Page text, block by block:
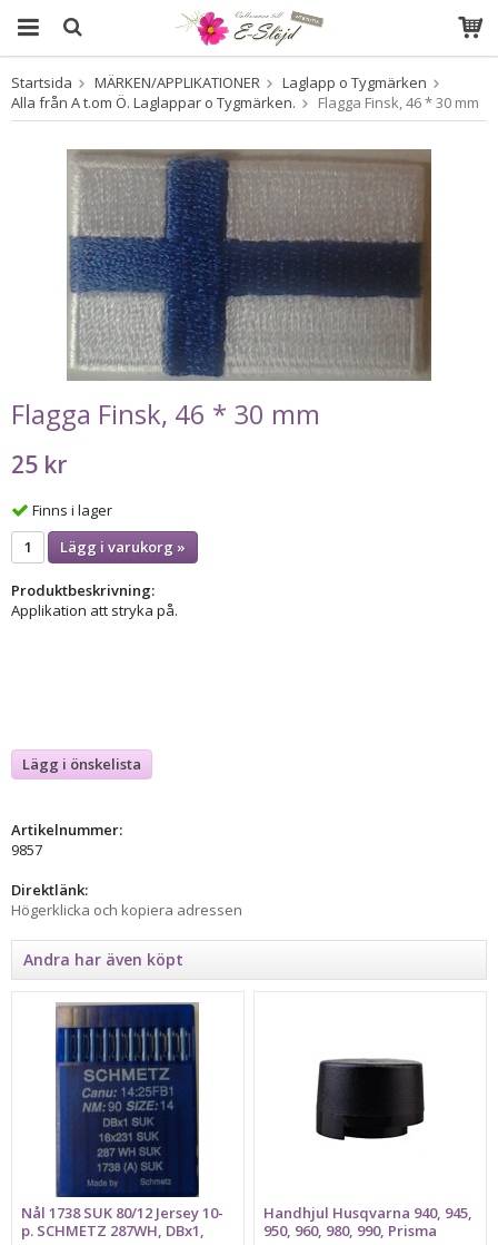
Produkten har blivit tillagd i varukorgen
Startsida MÄRKEN/APPLIKATIONER
Laglapp o Tygmärken
Alla från A t.om Ö. Laglappar o Tygmärken.
Flagga Finsk, 46 * 30 mm
Flagga Finsk, 46 * 30 mm
25 kr
Finns i lager
Lägg i varukorg »
Produktbeskrivning:
Applikation att stryka på.
Lägg i önskelista
Artikelnummer:
9857
Direktlänk:
Högerklicka och kopiera adressen
Andra har även köpt
Nål 1738 SUK 80/12 Jersey 10-
p. SCHMETZ 287WH, DBx1,
Handhjul Husqvarna 940, 945,
950, 960, 980, 990, Prisma